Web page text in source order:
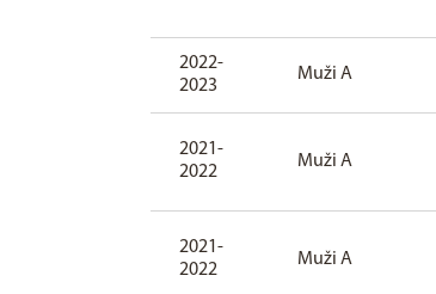
2022-
2023
Muži A
2021-
2022
Muži A
2021-
2022
Muži A